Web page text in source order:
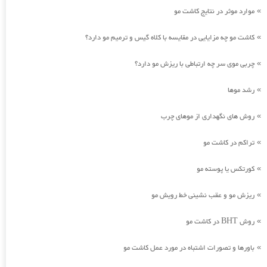
» موارد موثر در نتایج کاشت مو
» کاشت مو چه مزایایی در مقایسه با کلاه گیس و ترمیم مو دارد؟
» چربی موی سر چه ارتباطی با ریزش مو دارد؟
» رشد موها
» روش های نگهداری از موهای چرب
» تراکم در کاشت مو
» کورتکس یا پوسته مو
» ریزش مو و عقب نشینی خط رویش مو
» روش BHT در کاشت مو
» باورها و تصورات اشتباه در مورد عمل کاشت مو